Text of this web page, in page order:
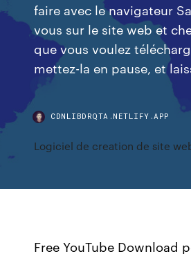
faire avec le navigateur
vous sur le site web et
que vous voulez
mettez-la en pause, et
CDNLIBDRQTA.NETLIFY.APP
Logiciel de creation de site
Free YouTube Download